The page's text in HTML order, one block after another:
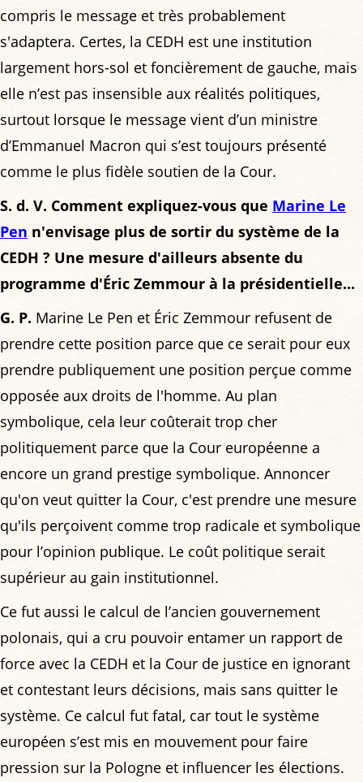
compris le message et très probablement
s'adaptera. Certes, la CEDH est une institution
largement hors-sol et foncièrement de gauche, mais
elle n’est pas insensible aux réalités politiques,
surtout lorsque le message vient d’un ministre
d’Emmanuel Macron qui s’est toujours présenté
comme le plus fidèle soutien de la Cour.
S. d. V. Comment expliquez-vous que Marine Le
Pen n'envisage plus de sortir du système de la
CEDH ? Une mesure d'ailleurs absente du
programme d'Éric Zemmour à la présidentielle...
G. P. Marine Le Pen et Éric Zemmour refusent de
prendre cette position parce que ce serait pour eux
prendre publiquement une position perçue comme
opposée aux droits de l'homme. Au plan
symbolique, cela leur coûterait trop cher
politiquement parce que la Cour européenne a
encore un grand prestige symbolique. Annoncer
qu'on veut quitter la Cour, c'est prendre une mesure
qu'ils perçoivent comme trop radicale et symbolique
pour l’opinion publique. Le coût politique serait
supérieur au gain institutionnel.
Ce fut aussi le calcul de l’ancien gouvernement
polonais, qui a cru pouvoir entamer un rapport de
force avec la CEDH et la Cour de justice en ignorant
et contestant leurs décisions, mais sans quitter le
système. Ce calcul fut fatal, car tout le système
européen s’est mis en mouvement pour faire
pression sur la Pologne et influencer les élections.